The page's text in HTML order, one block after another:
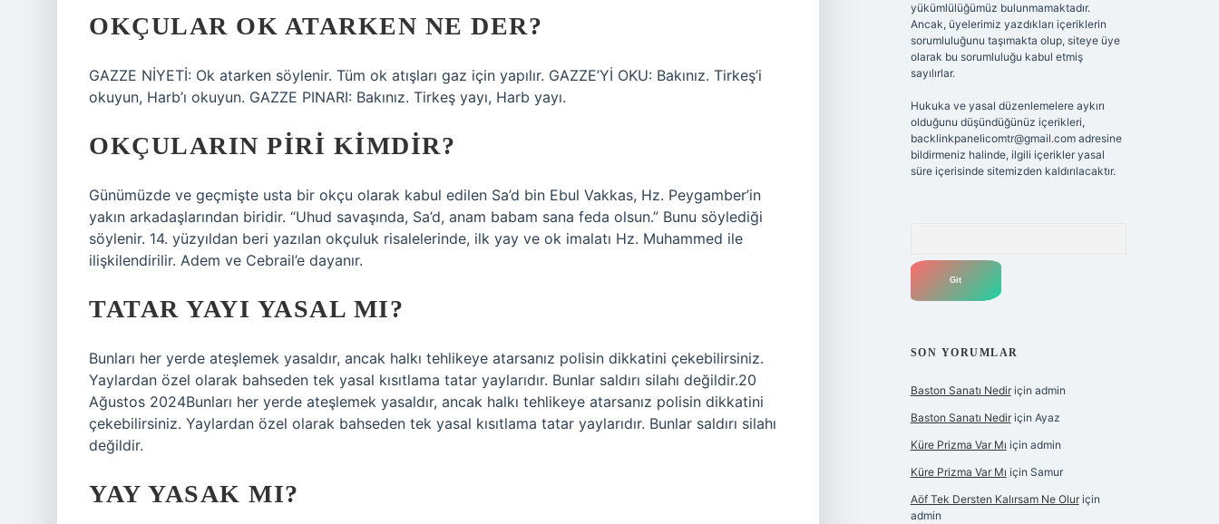
OKÇULAR OK ATARKEN NE DER?
GAZZE NİYETİ: Ok atarken söylenir. Tüm ok atışları gaz için yapılır. GAZZE’Yİ OKU: Bakınız. Tirkeş’i
okuyun, Harb’ı okuyun. GAZZE PINARI: Bakınız. Tirkeş yayı, Harb yayı.
OKÇULARIN PIRI KIMDIR?
Günümüzde ve geçmişte usta bir okçu olarak kabul edilen Sa’d bin Ebul Vakkas, Hz. Peygamber’in
yakın arkadaşlarından biridir. “Uhud savaşında, Sa’d, anam babam sana feda olsun.” Bunu söylediği
söylenir. 14. yüzyıldan beri yazılan okçuluk risalelerinde, ilk yay ve ok imalatı Hz. Muhammed ile
ilişkilendirilir. Adem ve Cebrail’e dayanır.
TATAR YAYI YASAL MI?
Bunları her yerde ateşlemek yasaldır, ancak halkı tehlikeye atarsanız polisin dikkatini çekebilirsiniz.
Yaylardan özel olarak bahseden tek yasal kısıtlama tatar yaylarıdır. Bunlar saldırı silahı değildir.20
Ağustos 2024Bunları her yerde ateşlemek yasaldır, ancak halkı tehlikeye atarsanız polisin dikkatini
çekebilirsiniz. Yaylardan özel olarak bahseden tek yasal kısıtlama tatar yaylarıdır. Bunlar saldırı silahı
değildir.
YAY YASAK MI?
yükümlülüğümüz bulunmamaktadır.
Ancak, üyelerimiz yazdıkları içeriklerin
sorumluluğunu taşımakta olup, siteye üye
olarak bu sorumluluğu kabul etmiş
sayılırlar.
Hukuka ve yasal düzenlemelere aykırı
olduğunu düşündüğünüz içerikleri,
backlinkpanelicomtr@gmail.comadresine
bildirmeniz halinde, ilgili içerikler yasal
süre içerisinde sitemizden kaldırılacaktır.
SON YORUMLAR
Baston Sanatı Nediriçin admin
Baston Sanatı Nediriçin Ayaz
Küre Prizma Var Mı için admin
Küre Prizma Var Mı için Samur
Aöf Tek Dersten Kalırsam Ne Oluriçin
admin